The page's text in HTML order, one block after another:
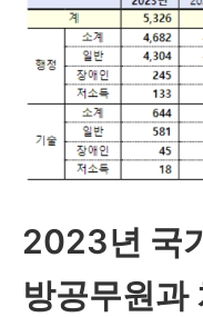
항
재
터,
할
2023년 국
방공무원과